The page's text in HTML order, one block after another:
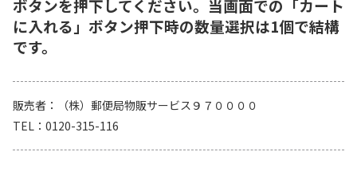
ボタンを押下してください。当画面での「カート
に入れる」ボタン押下時の数量選択は1個で結構
です。
販売者
（株）郵便局物販サービス９７００００
TEL
0120-315-116